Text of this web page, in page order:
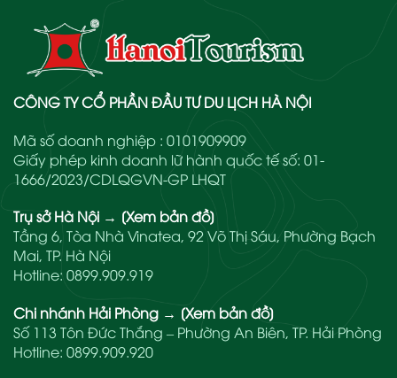
CÔNG TY CỔ PHẦN ĐẦU TƯ DU LỊCH HÀ NỘI
Mã số doanh nghiệp : 0101909909
Giấy phép kinh doanh lữ hành quốc tế số: 01-
1666/2023/CDLQGVN-GP LHQT
Trụ sở Hà Nội → [Xem bản đồ]
Tầng 6, Tòa Nhà Vinatea, 92 Võ Thị Sáu, Phường Bạch
Mai, TP. Hà Nội
Hotline: 0899.909.919
Chi nhánh Hải Phòng → [Xem bản đồ]
Số 113 Tôn Đức Thắng – Phường An Biên, TP. Hải Phòng
Hotline: 0899.909.920